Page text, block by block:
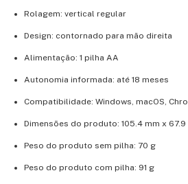
Rolagem: vertical regular
Design: contornado para mão direita
Alimentação: 1 pilha AA
Autonomia informada: até 18 meses
Compatibilidade: Windows, macOS,
Dimensões do produto: 105.4 mm x
Peso do produto sem pilha: 70 g
Peso do produto com pilha: 91 g